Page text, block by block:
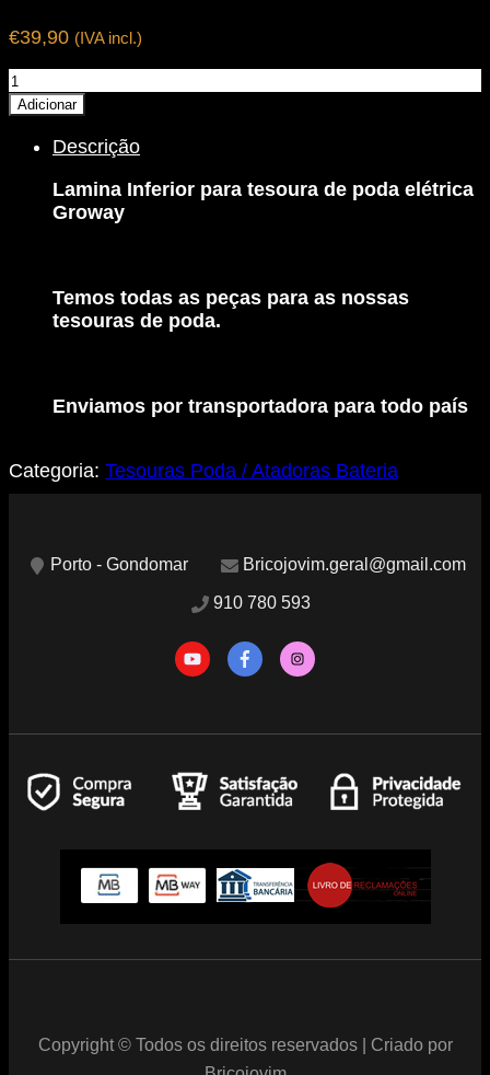
€39,90 (IVA incl.)
Quantidade
de
Inferior
Tesoura
GROWAY
Adicionar
Descrição
Lamina Inferior para tesoura de poda elétrica
Groway
Temos todas as peças para as nossas
tesouras de poda.
Enviamos por transportadora para todo país
Categoria: Tesouras Poda / Atadoras Bateria
Porto - Gondomar Bricojovim.geral@gmail.com
910 780 593
Copyright © Todos os direitos reservados | Criado por